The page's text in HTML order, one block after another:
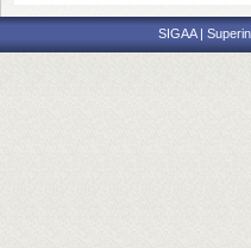
SIGAA |